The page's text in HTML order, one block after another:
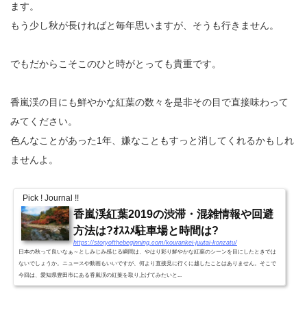
ます。
もう少し秋が長ければと毎年思いますが、そうも行きません。
でもだからこそこのひと時がとっても貴重です。
香嵐渓の目にも鮮やかな紅葉の数々を是非その目で直接味わって
みてください。
色んなことがあった1年、嫌なこともすっと消してくれるかもしれ
ませんよ。
Pick ! Journal !!
香嵐渓紅葉2019の渋滞・混雑情報や回避
方法は?ｵｽｽﾒ駐車場と時間は?
https://storyofthebeginning.com/kourankei-juutai-konzatu/
日本の秋って良いなぁ～としみじみ感じる瞬間は、やはり彩り鮮やかな紅葉のシーンを目にしたときでは
ないでしょうか。ニュースや動画もいいですが、何より直接見に行くに越したことはありません。そこで
今回は、愛知県豊田市にある香嵐渓の紅葉を取り上げてみたいと...